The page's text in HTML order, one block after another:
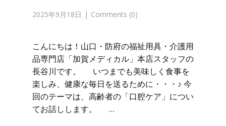
2025年9月18日 Comments (0)
こんにちは！山口・防府の福祉用具・介護用
品専門店「加賀メディカル」本店スタッフの
長谷川です。 いつまでも美味しく食事を
楽しみ、健康な毎日を送るために・・・♪ 今
回のテーマは、高齢者の「口腔ケア」につい
てお話しします。 …